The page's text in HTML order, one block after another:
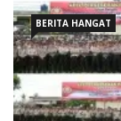
BERITA HANGAT